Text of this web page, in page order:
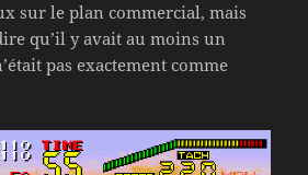
sur le plan commercial, mais
qu’il y avait au moins un
pas exactement comme